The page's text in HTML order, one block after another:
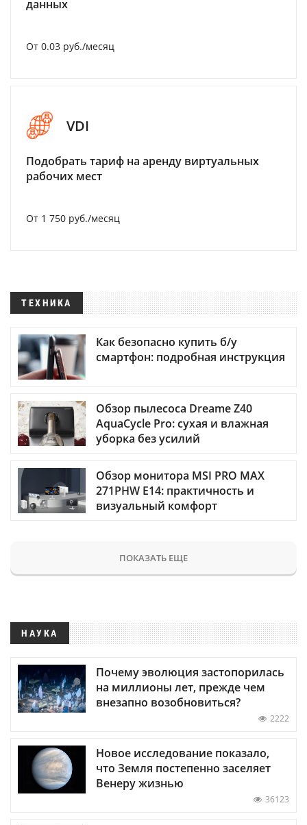
данных
От 0.03 руб./месяц
VDI
Подобрать тариф на аренду виртуальных
рабочих мест
От 1 750 руб./месяц
ТЕХНИКА
Как безопасно купить б/у
смартфон: подробная инструкция
Обзор пылесоса Dreame Z40
AquaCycle Pro: сухая и влажная
уборка без усилий
Обзор монитора MSI PRO MAX
271PHW E14: практичность и
визуальный комфорт
ПОКАЗАТЬ ЕЩЕ
НАУКА
Почему эволюция застопорилась
на миллионы лет, прежде чем
внезапно возобновиться?
2222
Новое исследование показало,
что Земля постепенно заселяет
Венеру жизнью
36123